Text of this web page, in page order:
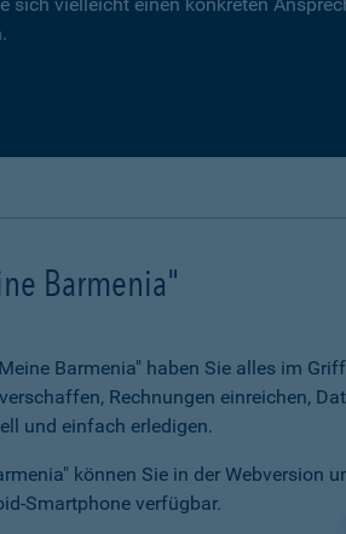
Barmenia"
Barmenia" haben Sie alles im
Rechnungen einreichen,
und einfach erledigen.
können Sie in der Webversion
Smartphone verfügbar.